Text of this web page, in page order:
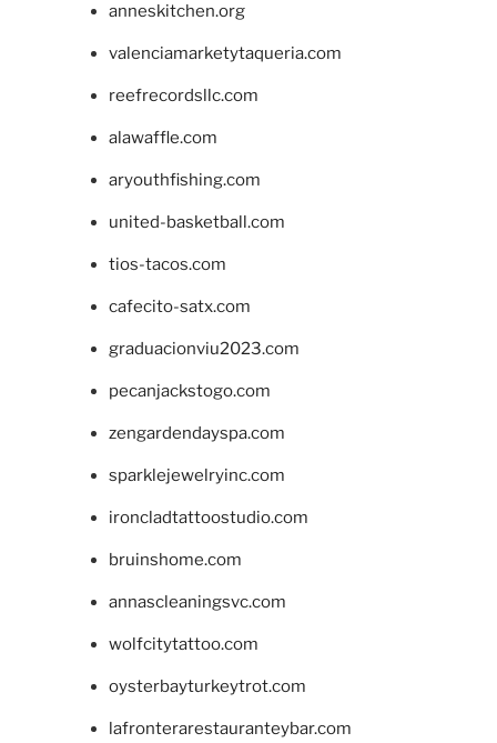
anneskitchen.org
valenciamarketytaqueria.com
reefrecordsllc.com
alawaffle.com
aryouthfishing.com
united-basketball.com
tios-tacos.com
cafecito-satx.com
graduacionviu2023.com
pecanjackstogo.com
zengardendayspa.com
sparklejewelryinc.com
ironcladtattoostudio.com
bruinshome.com
annascleaningsvc.com
wolfcitytattoo.com
oysterbayturkeytrot.com
lafronterarestauranteybar.com